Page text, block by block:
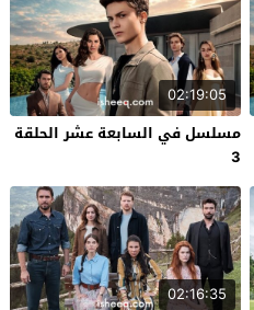
02:19:05
مسلسل في السابعة عشر الحلقة
3
02:16:35